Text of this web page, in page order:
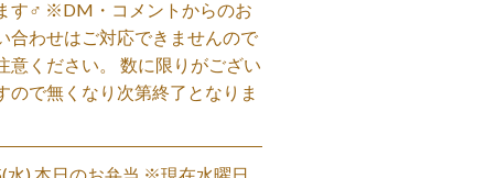
す‍♂️ ※DM・コメントからのお
合わせはご対応できませんので
意ください。 数に限りがござい
ので無くなり次第終了となりま